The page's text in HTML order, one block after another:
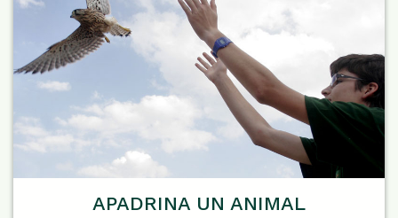
APADRINA UN ANIMAL